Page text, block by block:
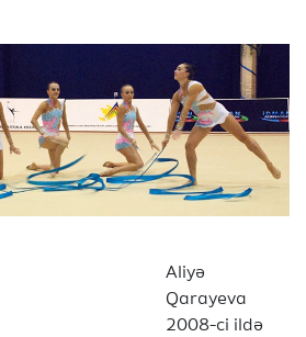
Aliyə
Qarayeva
2008-ci ildə